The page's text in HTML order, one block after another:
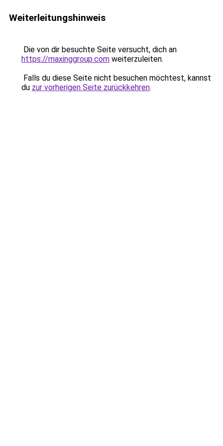
Weiterleitungshinweis
Die von dir besuchte Seite versucht, dich an
https://maxinggroup.com weiterzuleiten.
Falls du diese Seite nicht besuchen möchtest, kannst
du zur vorherigen Seite zurückkehren.